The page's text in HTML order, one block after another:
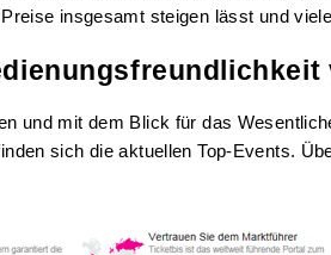
insgesamt steigen lässt und
und mit dem Blick für das
sich die aktuellen Top-Events.